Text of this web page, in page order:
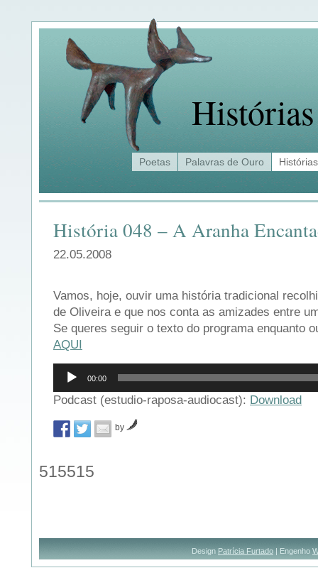
Histórias
Poetas Palavras de Ouro Histórias
História 048 – A Aranha
22.05.2008
Vamos, hoje, ouvir uma história tradicional
de Oliveira e que nos conta as amizades entre
Se queres seguir o texto do programa enquanto
AQUI
Reprodutor
áudio
00:00
Podcast (estudio-raposa-audiocast): Download
by
515515
Design Patrícia Furtado | Engenho